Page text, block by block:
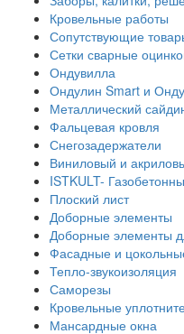
Кровельные работы
Сопутствующие
Сетки сварные
Ондувилла
Ондулин Smart и
Металлический
Фальцевая кровля
Снегозадержатели
Виниловый и
ISTKULT-
Плоский лист
Доборные элементы
Доборные элементы
Фасадные и
Тепло-звукоизоляция
Саморезы
Кровельные
Мансардные окна